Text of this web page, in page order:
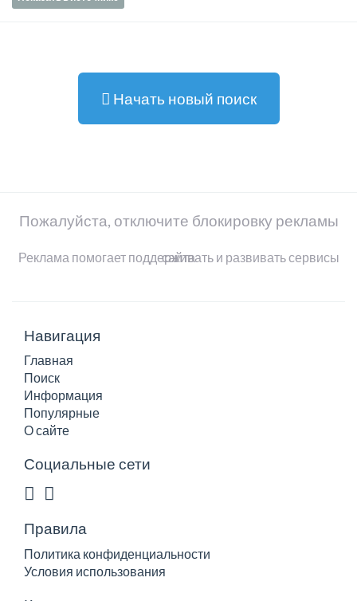
Начать новый поиск
Пожалуйста, отключите блокировку рекламы
Реклама помогает поддерживать и развивать сервисы сайта
Навигация
Главная
Поиск
Информация
Популярные
О сайте
Социальные сети
Правила
Политика конфиденциальности
Условия использования